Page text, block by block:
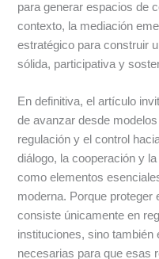
para generar espacios de
contexto, la mediación
estratégico para construir
sólida, participativa y
En definitiva, el artículo
de avanzar desde
regulación y el control
diálogo, la cooperación y
como elementos
moderna. Porque proteger
consiste únicamente en
instituciones, sino también
necesarias para que esas